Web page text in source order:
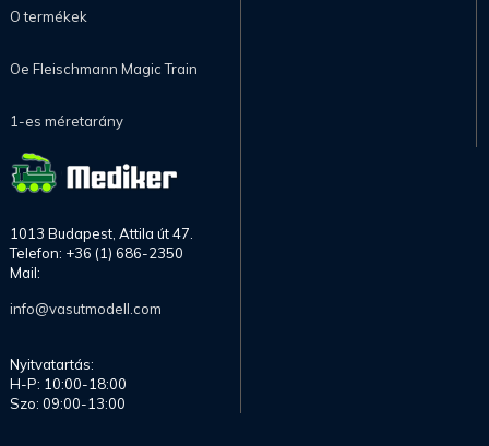
O termékek
Oe Fleischmann Magic Train
1-es méretarány
1013 Budapest, Attila út 47.
Telefon: +36 (1) 686-2350
Mail:
info@vasutmodell.com
Nyitvatartás:
H-P: 10:00-18:00
Szo: 09:00-13:00